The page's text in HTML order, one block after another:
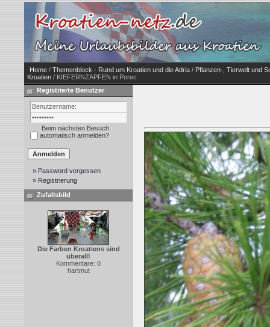
Home / Themenblock - Rund um Kroatien und die Adria / Pflanzen-, Tierwelt und
Kroatien / KIEFERNZAPFEN in Porec
Registrierte Benutzer
Beim nächsten Besuch
automatisch anmelden?
» Password vergessen
» Registrierung
Zufallsbild
Die Farben Kroatiens sind
überall!
Kommentare: 0
hartmut